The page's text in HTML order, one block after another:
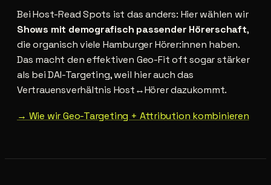
Bei Host-Read Spots ist das anders: Hier wählen wir
Shows mit demografisch passender Hörerschaft,
die organisch viele Hamburger Hörer:innen haben.
Das macht den effektiven Geo-Fit oft sogar stärker
als bei DAI-Targeting, weil hier auch das
Vertrauensverhältnis Host↔Hörer dazukommt.
→ Wie wir Geo-Targeting + Attribution kombinieren